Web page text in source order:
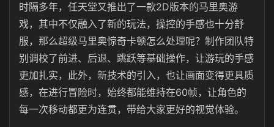
时隔多年，任天堂又推出了一款2D版本的马里奥游
戏，其中不仅融入了新的玩法，操控的手感也十分舒
服，那么超级马里奥惊奇卡顿怎么处理呢？制作团队特
别调校了前进、后退、跳跃等基础操作，让游玩的手感
更加扎实，此外，新技术的引入，也让画面变得更具质
感，在进行冒险时，始终都能维持在60帧，让角色的
每一次移动都更为连贯，带给大家更好的视觉体验。